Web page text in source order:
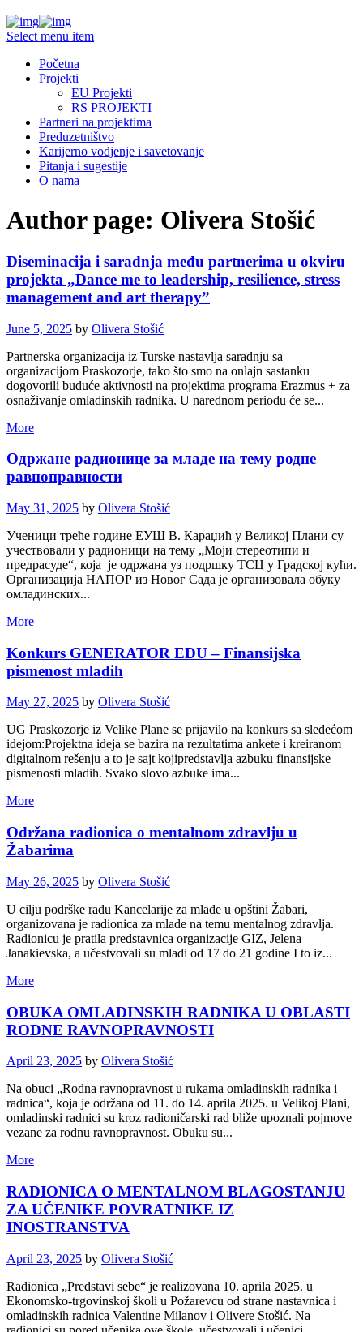
Select menu item
Početna
Projekti
EU Projekti
RS PROJEKTI
Partneri na projektima
Preduzetništvo
Karijerno vodjenje i savetovanje
Pitanja i sugestije
O nama
Author page: Olivera Stošić
Diseminacija i saradnja među partnerima u okviru
projekta „Dance me to leadership, resilience, stress
management and art therapy”
June 5, 2025 by Olivera Stošić
Partnerska organizacija iz Turske nastavlja saradnju sa
organizacijom Praskozorje, tako što smo na onlajn sastanku
dogovorili buduće aktivnosti na projektima programa Erazmus + za
osnaživanje omladinskih radnika. U narednom periodu će se...
More
Одржане радионице за младе на тему родне
равноправности
May 31, 2025 by Olivera Stošić
Ученици треће године ЕУШ В. Караџић у Великој Плани су
учествовали у радионици на тему „Моји стереотипи и
предрасуде“, која је одржана уз подршку ТСЦ у Градској кући.
Организација НАПОР из Новог Сада је организовала обуку
омладинских...
More
Konkurs GENERATOR EDU – Finansijska
pismenost mladih
May 27, 2025 by Olivera Stošić
UG Praskozorje iz Velike Plane se prijavilo na konkurs sa sledećom
idejom:Projektna ideja se bazira na rezultatima ankete i kreiranom
digitalnom rešenju a to je sajt kojipredstavlja azbuku finansijske
pismenosti mladih. Svako slovo azbuke ima...
More
Održana radionica o mentalnom zdravlju u
Žabarima
May 26, 2025 by Olivera Stošić
U cilju podrške radu Kancelarije za mlade u opštini Žabari,
organizovana je radionica za mlade na temu mentalnog zdravlja.
Radionicu je pratila predstavnica organizacije GIZ, Jelena
Janakievska, a učestvovali su mladi od 17 do 21 godine I to iz...
More
OBUKA OMLADINSKIH RADNIKA U OBLASTI
RODNE RAVNOPRAVNOSTI
April 23, 2025 by Olivera Stošić
Na obuci „Rodna ravnopravnost u rukama omladinskih radnika i
radnica“, koja je održana od 11. do 14. aprila 2025. u Velikoj Plani,
omladinski radnici su kroz radioničarski rad bliže upoznali pojmove
vezane za rodnu ravnopravnost. Obuku su...
More
RADIONICA O MENTALNOM BLAGOSTANJU
ZA UČENIKE POVRATNIKE IZ
INOSTRANSTVA
April 23, 2025 by Olivera Stošić
Radionica „Predstavi sebe“ je realizovana 10. aprila 2025. u
Ekonomsko-trgovinskoj školi u Požarevcu od strane nastavnica i
omladinskih radnica Valentine Milanov i Olivere Stošić. Na